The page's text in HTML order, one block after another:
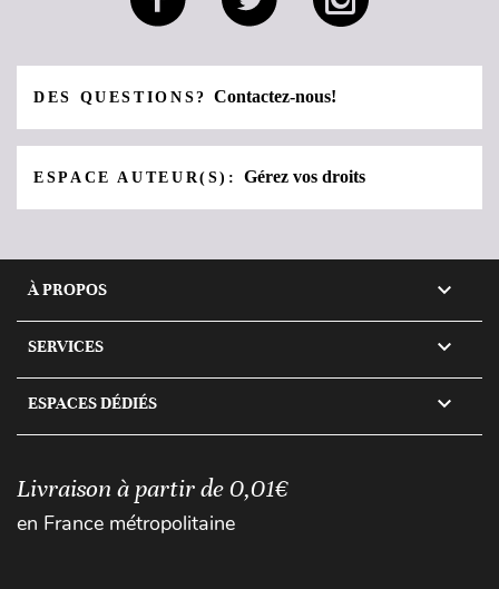
DES QUESTIONS?Contactez-nous!
ESPACE AUTEUR(S):Gérez vos droits
À PROPOS 
SERVICES 
ESPACES DÉDIÉS 
Livraison à partir de 0,01€
en France métropolitaine